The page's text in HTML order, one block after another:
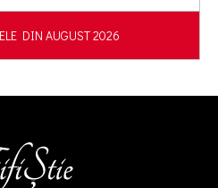
DIN AUGUST 2026